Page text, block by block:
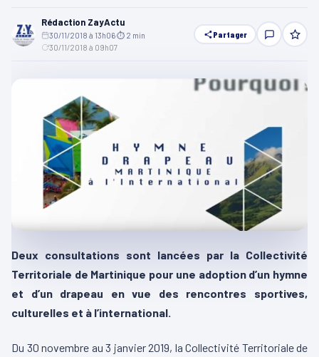
Rédaction ZayActu
30/11/2018 à 13h06⏱ 2 min
30/11/2018 à 09h07
Partager
Deux consultations sont lancées par la Collectivité
Territoriale de Martinique pour une adoption d’un hymne
et d’un drapeau en vue des rencontres sportives,
culturelles et à l’international.
Du 30 novembre au 3 janvier 2019, la Collectivité Territoriale de